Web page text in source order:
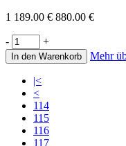
1 189.00 € 880.00 €
- +
In den Warenkorb Mehr
|<
<
114
115
116
117